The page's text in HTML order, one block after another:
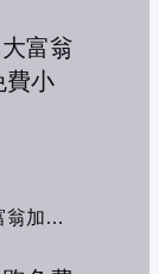
勇士島大富翁加強版